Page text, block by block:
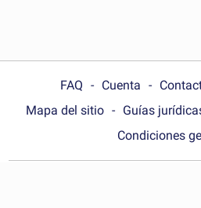
FAQ Cuenta
Mapa del sitio
Guías
Condiciones